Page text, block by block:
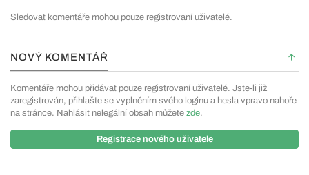
Sledovat komentáře mohou pouze registrovaní uživatelé.
NOVÝ KOMENTÁŘ
Komentáře mohou přidávat pouze registrovaní uživatelé. Jste-li již
zaregistrován, přihlašte se vyplněním svého loginu a hesla vpravo nahoře
na stránce. Nahlásit nelegální obsah můžete zde.
Registrace nového uživatele